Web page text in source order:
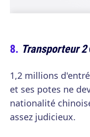
Transporteur 2
1,2 millions
et ses potes ne
nationalité
assez judicieux.